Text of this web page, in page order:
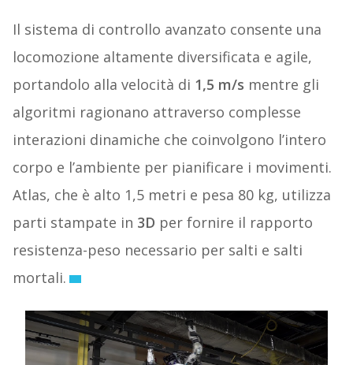
Il sistema di controllo avanzato consente una
locomozione altamente diversificata e agile,
portandolo alla velocità di 1,5 m/s mentre gli
algoritmi ragionano attraverso complesse
interazioni dinamiche che coinvolgono l’intero
corpo e l’ambiente per pianificare i movimenti.
Atlas, che è alto 1,5 metri e pesa 80 kg, utilizza
parti stampate in 3D per fornire il rapporto
resistenza-peso necessario per salti e salti
mortali.